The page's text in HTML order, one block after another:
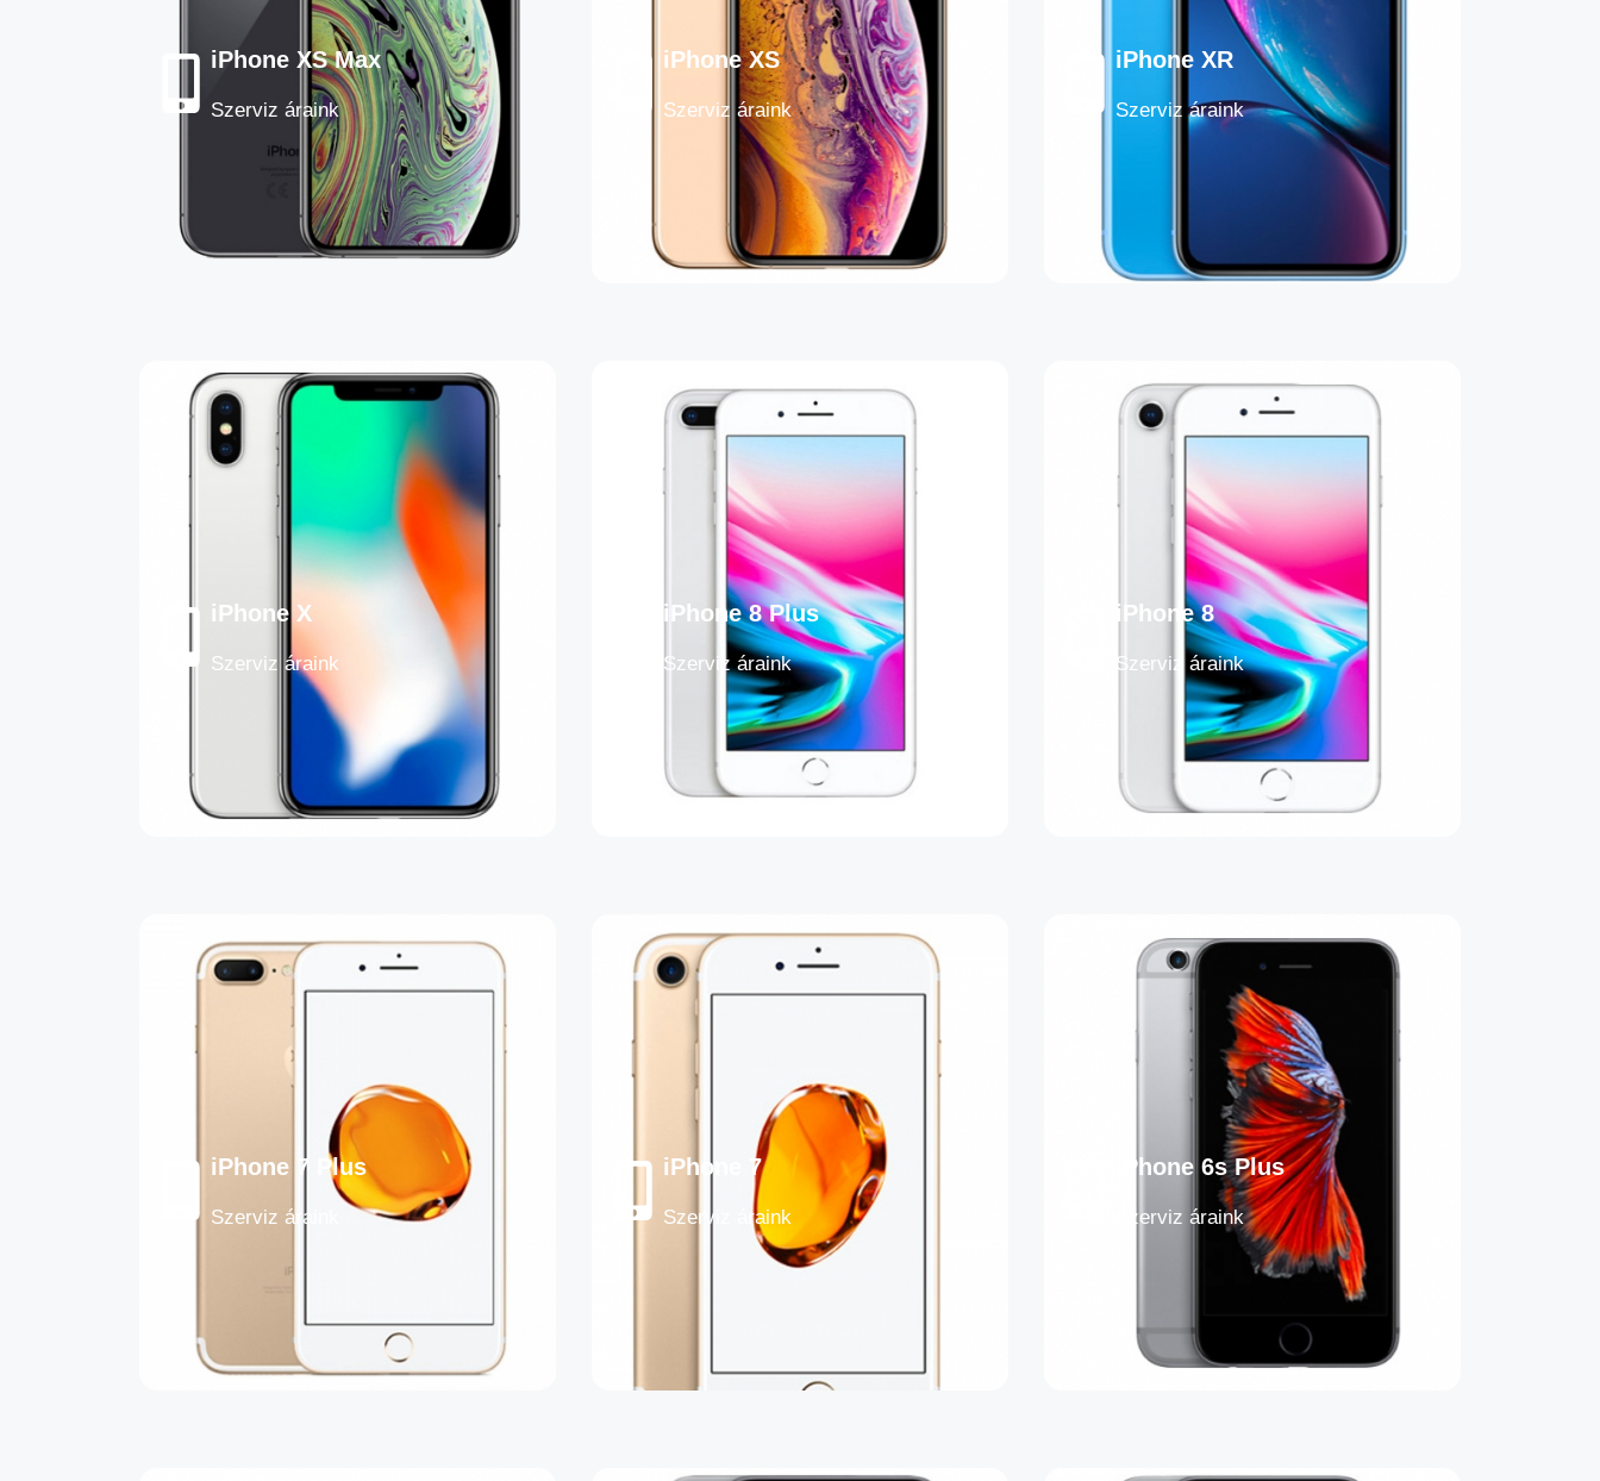
iPhone XS Max
Szerviz áraink
iPhone XS
Szerviz áraink
iPhone XR
Szerviz áraink
iPhone X
Szerviz áraink
iPhone 8 Plus
Szerviz áraink
iPhone 8
Szerviz áraink
iPhone 7 Plus
Szerviz áraink
iPhone 7
Szerviz áraink
iPhone 6s Plus
Szerviz áraink